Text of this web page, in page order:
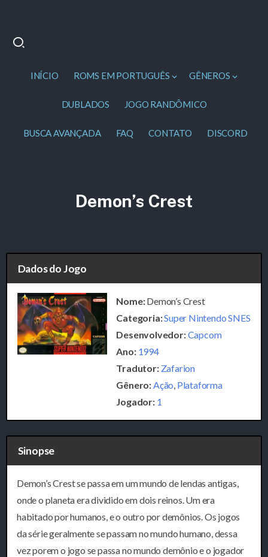
INÍCIO ROMS EM PORTUGUÊS GÊNEROS
DUBLADOS JOGO RANDÔMICO
BUSCA AVANÇADA FAQ CONTATO DISCORD
Demon’s Crest
Dados do Jogo
Nome:Demon’s Crest
Categoria:Super Nintendo SNES
Desenvolvedor:Capcom
Ano: 1994
Tradutor: Zafarion
Gênero: Ação Plataforma
Jogador: 1
Sinopse
Demon’s Crest se passa em um mundo de lendas antigas,
onde o planeta era dividido em dois reinos. Um era
habitado por humanos, e o outro por demônios. Os jogos
da série geralmente se passam no mundo humano, dessa
vez porem o jogo se passa no mundo demônio e o jogador